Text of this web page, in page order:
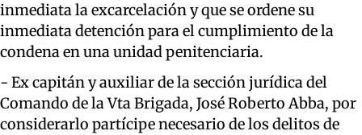
inmediata la excarcelación y que se ordene su
inmediata detención para el cumplimiento de la
condena en una unidad penitenciaria.
- Ex capitán y auxiliar de la sección jurídica del
Comando de la Vta Brigada, José Roberto Abba, por
considerarlo partícipe necesario de los delitos de